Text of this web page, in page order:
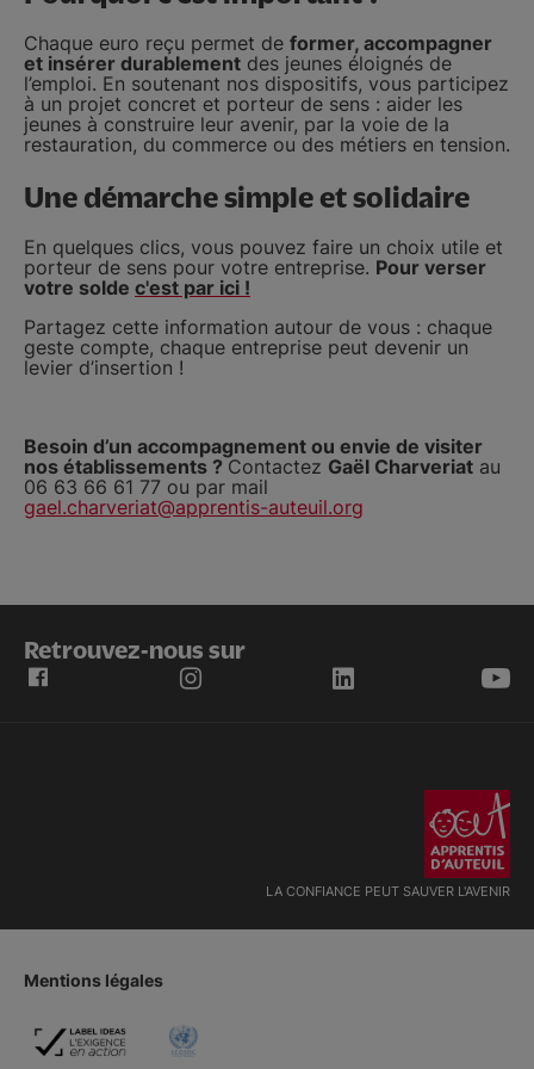
Chaque euro reçu permet de former, accompagner
et insérer durablement des jeunes éloignés de
l’emploi. En soutenant nos dispositifs, vous participez
à un projet concret et porteur de sens : aider les
jeunes à construire leur avenir, par la voie de la
restauration, du commerce ou des métiers en tension.
Une démarche simple et solidaire
En quelques clics, vous pouvez faire un choix utile et
porteur de sens pour votre entreprise. Pour verser
votre solde c'est par ici !
Partagez cette information autour de vous : chaque
geste compte, chaque entreprise peut devenir un
levier d’insertion !
Besoin d’un accompagnement ou envie de visiter
nos établissements ? Contactez Gaël Charveriat au
06 63 66 61 77 ou par mail
gael.charveriat@apprentis-auteuil.org
Retrouvez-nous sur
LA CONFIANCE PEUT SAUVER L'AVENIR
Mentions légales